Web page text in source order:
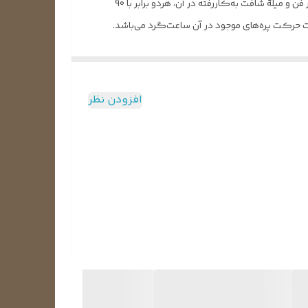
بوده و آمپر نامی آن 0.68A می‌باشد. ظرفیت خازن راه‌اندازی که این قطعه نیاز دارد نیز، 5 میکروفاراد با ولتاژ 450 ولت است. طول بدنۀ موتور فن و میلۀ شافت به‌کاررفته در آن، هردو برابر با 90
افزودن نظر